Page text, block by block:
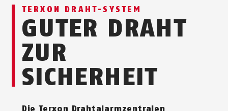
Zeige
Ergebnisse
TERXON DRAHT-SYSTEM
GUTER DRAHT
ZUR
SICHERHEIT
Die Terxon Drahtalarmzentralen